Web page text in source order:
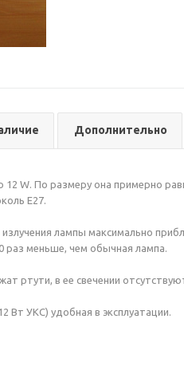
Дополнительно
W. По размеру она примерно
Е27.
лампы максимально
раз меньше, чем обычная лампа.
ртути, в ее свечении
Вт УКС) удобная в эксплуатации.